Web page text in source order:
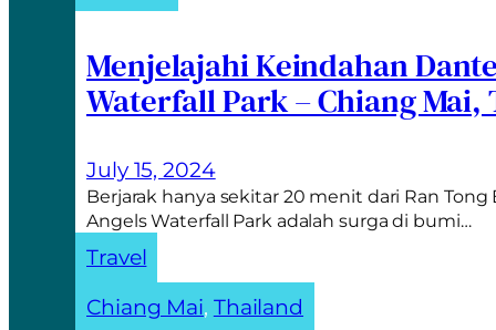
Menjelajahi Keindahan
Waterfall Park – Chiang
July 15, 2024
Berjarak hanya sekitar 20 menit dari Ran
Angels Waterfall Park adalah surga di bumi…
Travel
Chiang Mai, Thailand